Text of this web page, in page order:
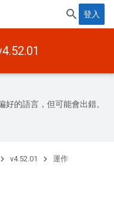
登入
好的語言，但可能會出錯。
v4.52.01 運作